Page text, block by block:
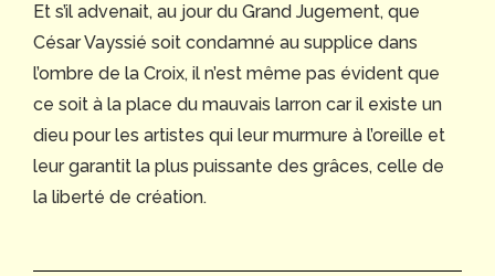
Et s’il advenait, au jour du Grand Jugement, que
César Vayssié soit condamné au supplice dans
l’ombre de la Croix, il n’est même pas évident que
ce soit à la place du mauvais larron car il existe un
dieu pour les artistes qui leur murmure à l’oreille et
leur garantit la plus puissante des grâces, celle de
la liberté de création.